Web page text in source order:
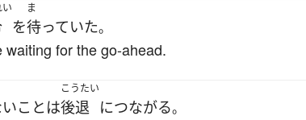
を
ま
待っていた。
waiting for the go-ahead.
ことは
こうたい
後退 につながる。